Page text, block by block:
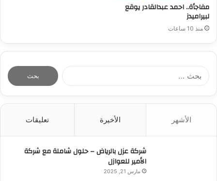
مفاجأة.. احمد عبدالقادر يوقع
لبيراميدز
منذ 10 ساعات
الأشهر الأخيرة تعليقات
شركة عزل بالرياض – حلول شاملة مع شركة
الأمير للعوازل
مارس 21, 2025